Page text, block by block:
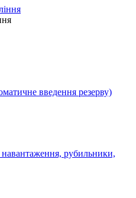
введення резерву)
рубильники,